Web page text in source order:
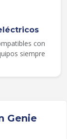
con
siempre
Genie